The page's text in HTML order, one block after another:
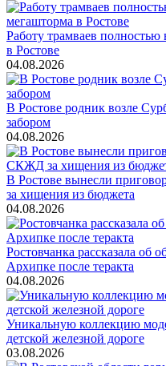
Работу трамваев
в Ростове
04.08.2026
В Ростове родник возле
забором
04.08.2026
В Ростове вынесли
за хищения из бюджета
04.08.2026
Ростовчанка рассказала об
Архипке после теракта
04.08.2026
Уникальную коллекцию
детской железной дороге
03.08.2026